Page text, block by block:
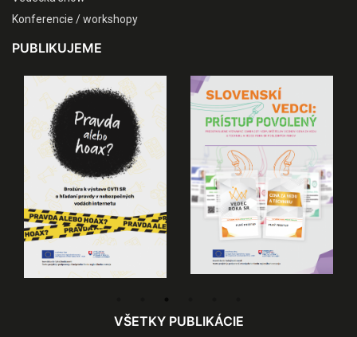
Konferencie / workshopy
PUBLIKUJEME
VŠETKY PUBLIKÁCIE